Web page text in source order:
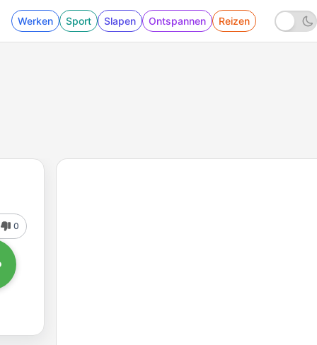
Werken Sport Slapen Ontspannen Reizen
0